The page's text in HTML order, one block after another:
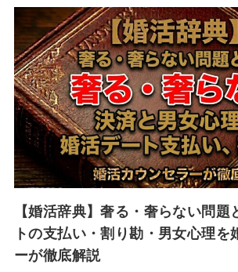
【婚活辞典】奢る・奢らない問題
トの支払い・割り勘・男女心理を
ーが徹底解説